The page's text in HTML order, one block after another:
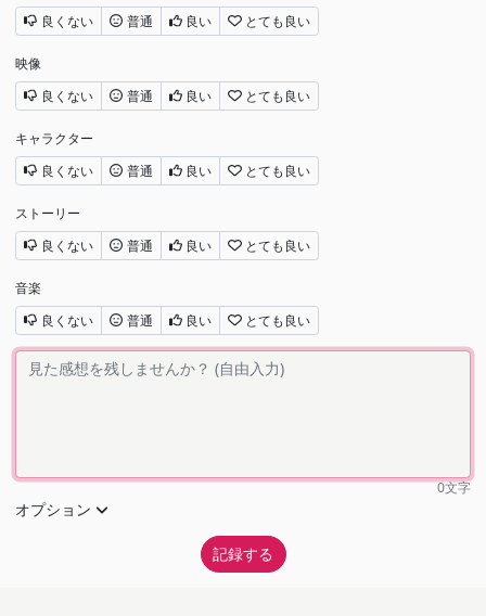
良くない
普通 良い とても良い
映像
良くない
普通 良い とても良い
キャラクター
良くない
普通 良い とても良い
ストーリー
良くない
普通 良い とても良い
音楽
良くない
普通 良い とても良い
0文字
オプション